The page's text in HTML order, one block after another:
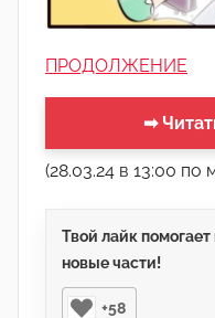
ПРОДОЛЖЕНИЕ
➡
(28.03.24 в 13:00 по
Твой лайк
новые части!
+58